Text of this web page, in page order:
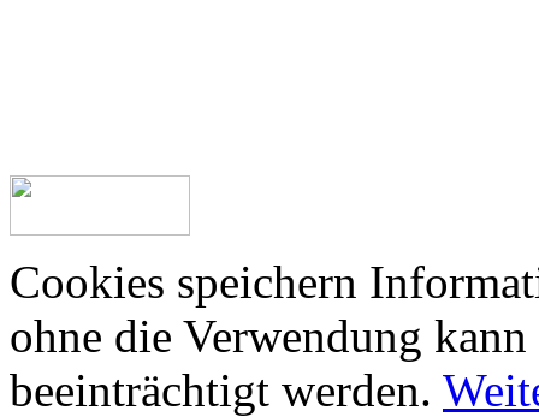
Cookies speichern
ohne die Verwendung
beeinträchtigt werden.